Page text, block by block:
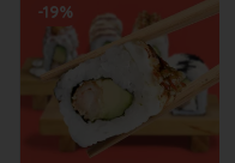
-19%